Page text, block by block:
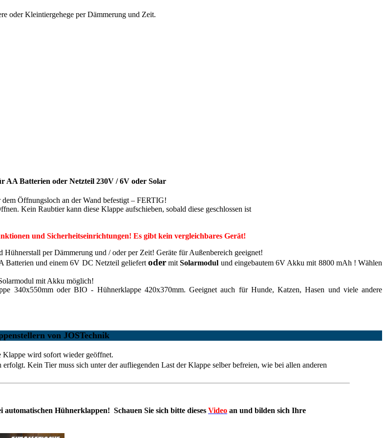
oder Kleintiergehege per Dämmerung und Zeit.
AA Batterien oder Netzteil 230V / 6V oder Solar
Öffnungsloch an der Wand befestigt – FERTIG!
Kein Raubtier kann diese Klappe aufschieben, sobald diese geschlossen ist
und Sicherheitseinrichtungen! Es gibt kein vergleichbares Gerät!
per Dämmerung und / oder per Zeit! Geräte für Außenbereich geeignet!
und einem 6V DC Netzteil geliefertoder mitSolarmodul und eingebautem 6V Akku mit 8800 mAh ! Wählen
mit Akku möglich!
340x550mm oder BIO - Hühnerklappe 420x370mm. Geeignet auch für Hunde, Katzen, Hasen und viele andere
von JOSTechnik
Klappe wird sofort wieder geöffnet.
erfolgt. Kein Tier muss sich unter der aufliegenden Last der Klappe selber befreien, wie bei allen anderen
Hühnerklappen! Schauen Sie sich bitte dieses Video an und bilden sich Ihre